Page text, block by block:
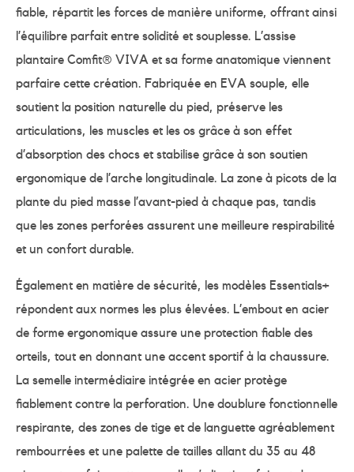
fiable, répartit les forces de manière uniforme, offrant ainsi
l’équilibre parfait entre solidité et souplesse. L’assise
plantaire Comfit® VIVA et sa forme anatomique viennent
parfaire cette création. Fabriquée en EVA souple, elle
soutient la position naturelle du pied, préserve les
articulations, les muscles et les os grâce à son effet
d’absorption des chocs et stabilise grâce à son soutien
ergonomique de l’arche longitudinale. La zone à picots de la
plante du pied masse l’avant-pied à chaque pas, tandis
que les zones perforées assurent une meilleure respirabilité
et un confort durable.
Également en matière de sécurité, les modèles Essentials+
répondent aux normes les plus élevées. L’embout en acier
de forme ergonomique assure une protection fiable des
orteils, tout en donnant une accent sportif à la chaussure.
La semelle intermédiaire intégrée en acier protège
fiablement contre la perforation. Une doublure fonctionnelle
respirante, des zones de tige et de languette agréablement
rembourrées et une palette de tailles allant du 35 au 48